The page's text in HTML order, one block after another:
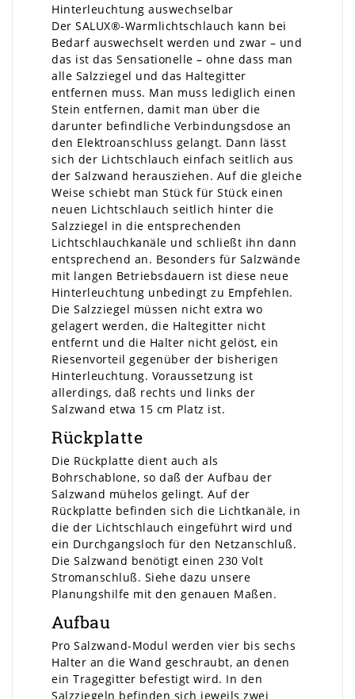
Hinterleuchtung auswechselbar
Der SALUX®-Warmlichtschlauch kann bei
Bedarf auswechselt werden und zwar – und
das ist das Sensationelle – ohne dass man
alle Salzziegel und das Haltegitter
entfernen muss. Man muss lediglich einen
Stein entfernen, damit man über die
darunter befindliche Verbindungsdose an
den Elektroanschluss gelangt. Dann lässt
sich der Lichtschlauch einfach seitlich aus
der Salzwand herausziehen. Auf die gleiche
Weise schiebt man Stück für Stück einen
neuen Lichtschlauch seitlich hinter die
Salzziegel in die entsprechenden
Lichtschlauchkanäle und schließt ihn dann
entsprechend an. Besonders für Salzwände
mit langen Betriebsdauern ist diese neue
Hinterleuchtung unbedingt zu Empfehlen.
Die Salzziegel müssen nicht extra wo
gelagert werden, die Haltegitter nicht
entfernt und die Halter nicht gelöst, ein
Riesenvorteil gegenüber der bisherigen
Hinterleuchtung. Voraussetzung ist
allerdings, daß rechts und links der
Salzwand etwa 15 cm Platz ist.
Rückplatte
Die Rückplatte dient auch als
Bohrschablone, so daß der Aufbau der
Salzwand mühelos gelingt. Auf der
Rückplatte befinden sich die Lichtkanäle, in
die der Lichtschlauch eingeführt wird und
ein Durchgangsloch für den Netzanschluß.
Die Salzwand benötigt einen 230 Volt
Stromanschluß. Siehe dazu unsere
Planungshilfe mit den genauen Maßen.
Aufbau
Pro Salzwand-Modul werden vier bis sechs
Halter an die Wand geschraubt, an denen
ein Tragegitter befestigt wird. In den
Salzziegeln befinden sich jeweils zwei